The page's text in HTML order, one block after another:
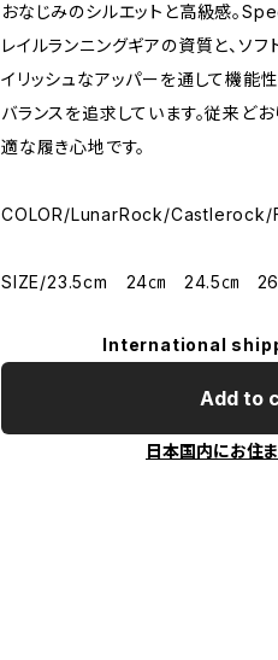
おなじみのシルエットと高級感。
レイルランニングギアの資質と、ソ
イリッシュなアッパーを通して機能
バランスを追求しています。従来ど
適な履き心地です。
COLOR/LunarRock/Castlerock/
SIZE/23.5cm 24㎝ 24.5㎝
International
Add to
日本国内にお住